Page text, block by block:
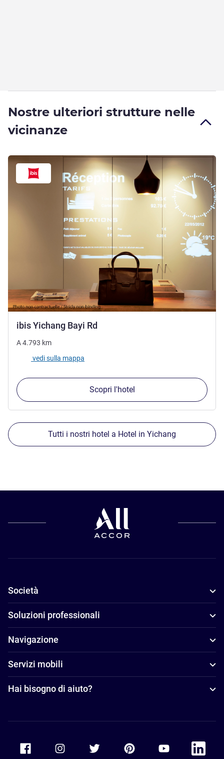
Nostre ulteriori strutture nelle
vicinanze
ibis Yichang Bayi Rd
A4.793 km
vedi sulla mappa
Scopri l'hotel
Tutti i nostri hotel a Hotel in Yichang
Società
Soluzioni professionali
Navigazione
Servizi mobili
Hai bisogno di aiuto?
Accor Facebook Accor TwitterAccor PinterestAccor Youtube
Accor